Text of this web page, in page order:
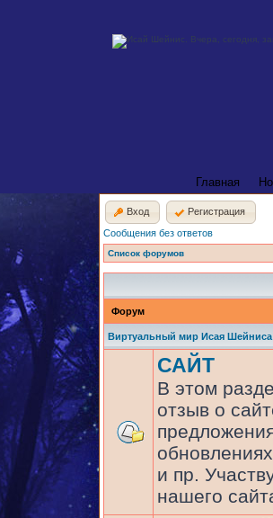
Главная
Вход
Регистрация
Сообщения без ответов
Список форумов
Форум
Виртуальный мир Исая Шейниса
САЙТ
В этом
отзыв о
и пр.
нашего